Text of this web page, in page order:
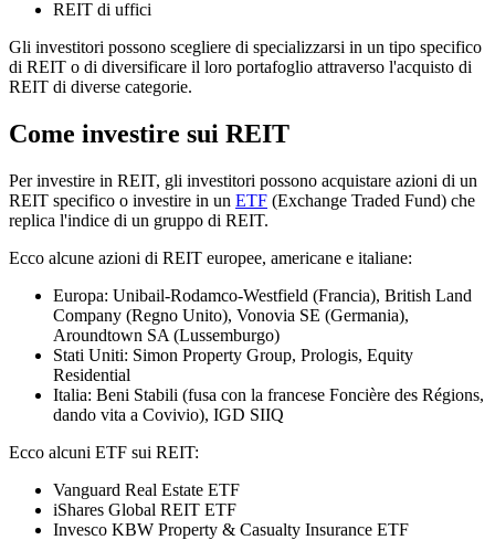
REIT di uffici
Gli investitori possono scegliere di specializzarsi in un tipo specifico
di REIT o di diversificare il loro portafoglio attraverso l'acquisto di
REIT di diverse categorie.
Come investire sui REIT
Per investire in REIT, gli investitori possono acquistare azioni di un
REIT specifico o investire in un ETF (Exchange Traded Fund) che
replica l'indice di un gruppo di REIT.
Ecco alcune azioni di REIT europee, americane e italiane:
Europa: Unibail-Rodamco-Westfield (Francia), British Land
Company (Regno Unito), Vonovia SE (Germania),
Aroundtown SA (Lussemburgo)
Stati Uniti: Simon Property Group, Prologis, Equity
Residential
Italia: Beni Stabili (fusa con la francese Foncière des Régions,
dando vita a Covivio), IGD SIIQ
Ecco alcuni ETF sui REIT:
Vanguard Real Estate ETF
iShares Global REIT ETF
Invesco KBW Property & Casualty Insurance ETF